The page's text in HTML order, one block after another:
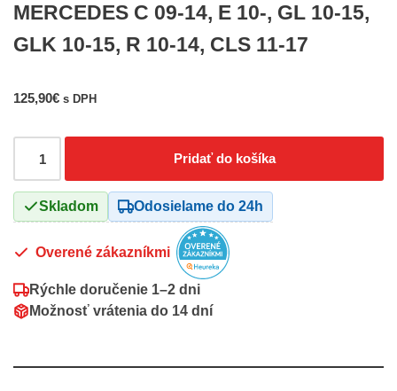
MERCEDES C 09-14, E 10-, GL 10-15,
GLK 10-15, R 10-14, CLS 11-17
125,90€ s DPH
Pridať do košíka
Skladom Odosielame do 24h
Overené zákazníkmi
Rýchle doručenie 1–2 dni
Možnosť vrátenia do 14 dní